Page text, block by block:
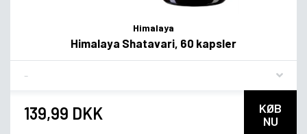
Himalaya
Himalaya Shatavari, 60 kapsler
139,99 DKK
KØB
NU